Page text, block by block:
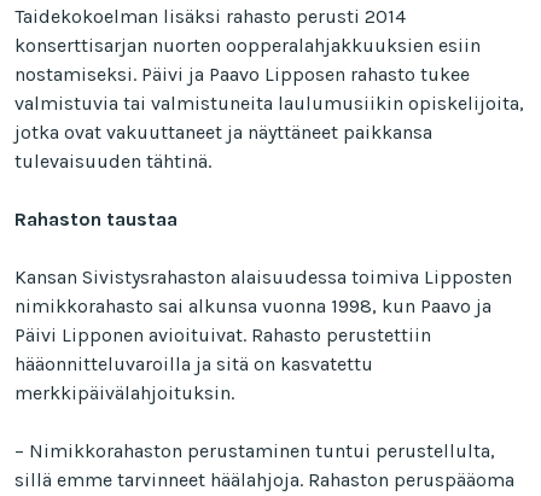
Taidekokoelman lisäksi rahasto perusti 2014
konserttisarjan nuorten oopperalahjakkuuksien esiin
nostamiseksi. Päivi ja Paavo Lipposen rahasto tukee
valmistuvia tai valmistuneita laulumusiikin opiskelijoita,
jotka ovat vakuuttaneet ja näyttäneet paikkansa
tulevaisuuden tähtinä.
Rahaston taustaa
Kansan Sivistysrahaston alaisuudessa toimiva Lipposten
nimikkorahasto sai alkunsa vuonna 1998, kun Paavo ja
Päivi Lipponen avioituivat. Rahasto perustettiin
hääonnitteluvaroilla ja sitä on kasvatettu
merkkipäivälahjoituksin.
– Nimikkorahaston perustaminen tuntui perustellulta,
sillä emme tarvinneet häälahjoja. Rahaston peruspääoma